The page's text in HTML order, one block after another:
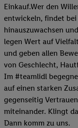
Einkauf.Wer den
entwickeln, findet
hinauszuwachsen
legen Wert auf
und geben allen
von Geschlecht,
Im #teamlidl
auf einen starken
gegenseitig
miteinander. Klingt
Dann komm zu uns.​